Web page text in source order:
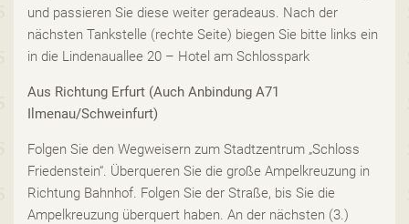
und passieren Sie diese weiter geradeaus. Nach der
nächsten Tankstelle (rechte Seite) biegen Sie bitte links ein
in die Lindenauallee 20 – Hotel am Schlosspark
Aus Richtung Erfurt (Auch Anbindung A71
Ilmenau/Schweinfurt)
Folgen Sie den Wegweisern zum Stadtzentrum „Schloss
Friedenstein“. Überqueren Sie die große Ampelkreuzung in
Richtung Bahnhof. Folgen Sie der Straße, bis Sie die
Ampelkreuzung überquert haben. An der nächsten (3.)